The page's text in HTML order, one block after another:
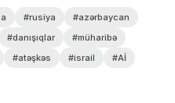
#rusiya
#azərbaycan
#danışıqlar
#müharibə
#atəşkəs #israil
#Aİ